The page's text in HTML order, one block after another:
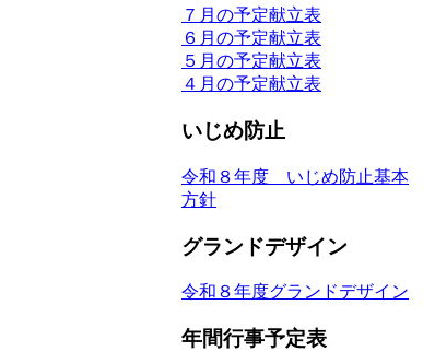
７月の予定献立表
６月の予定献立表
５月の予定献立表
４月の予定献立表
いじめ防止
令和８年度 いじめ防止基本
方針
グランドデザイン
令和８年度グランドデザイン
年間行事予定表